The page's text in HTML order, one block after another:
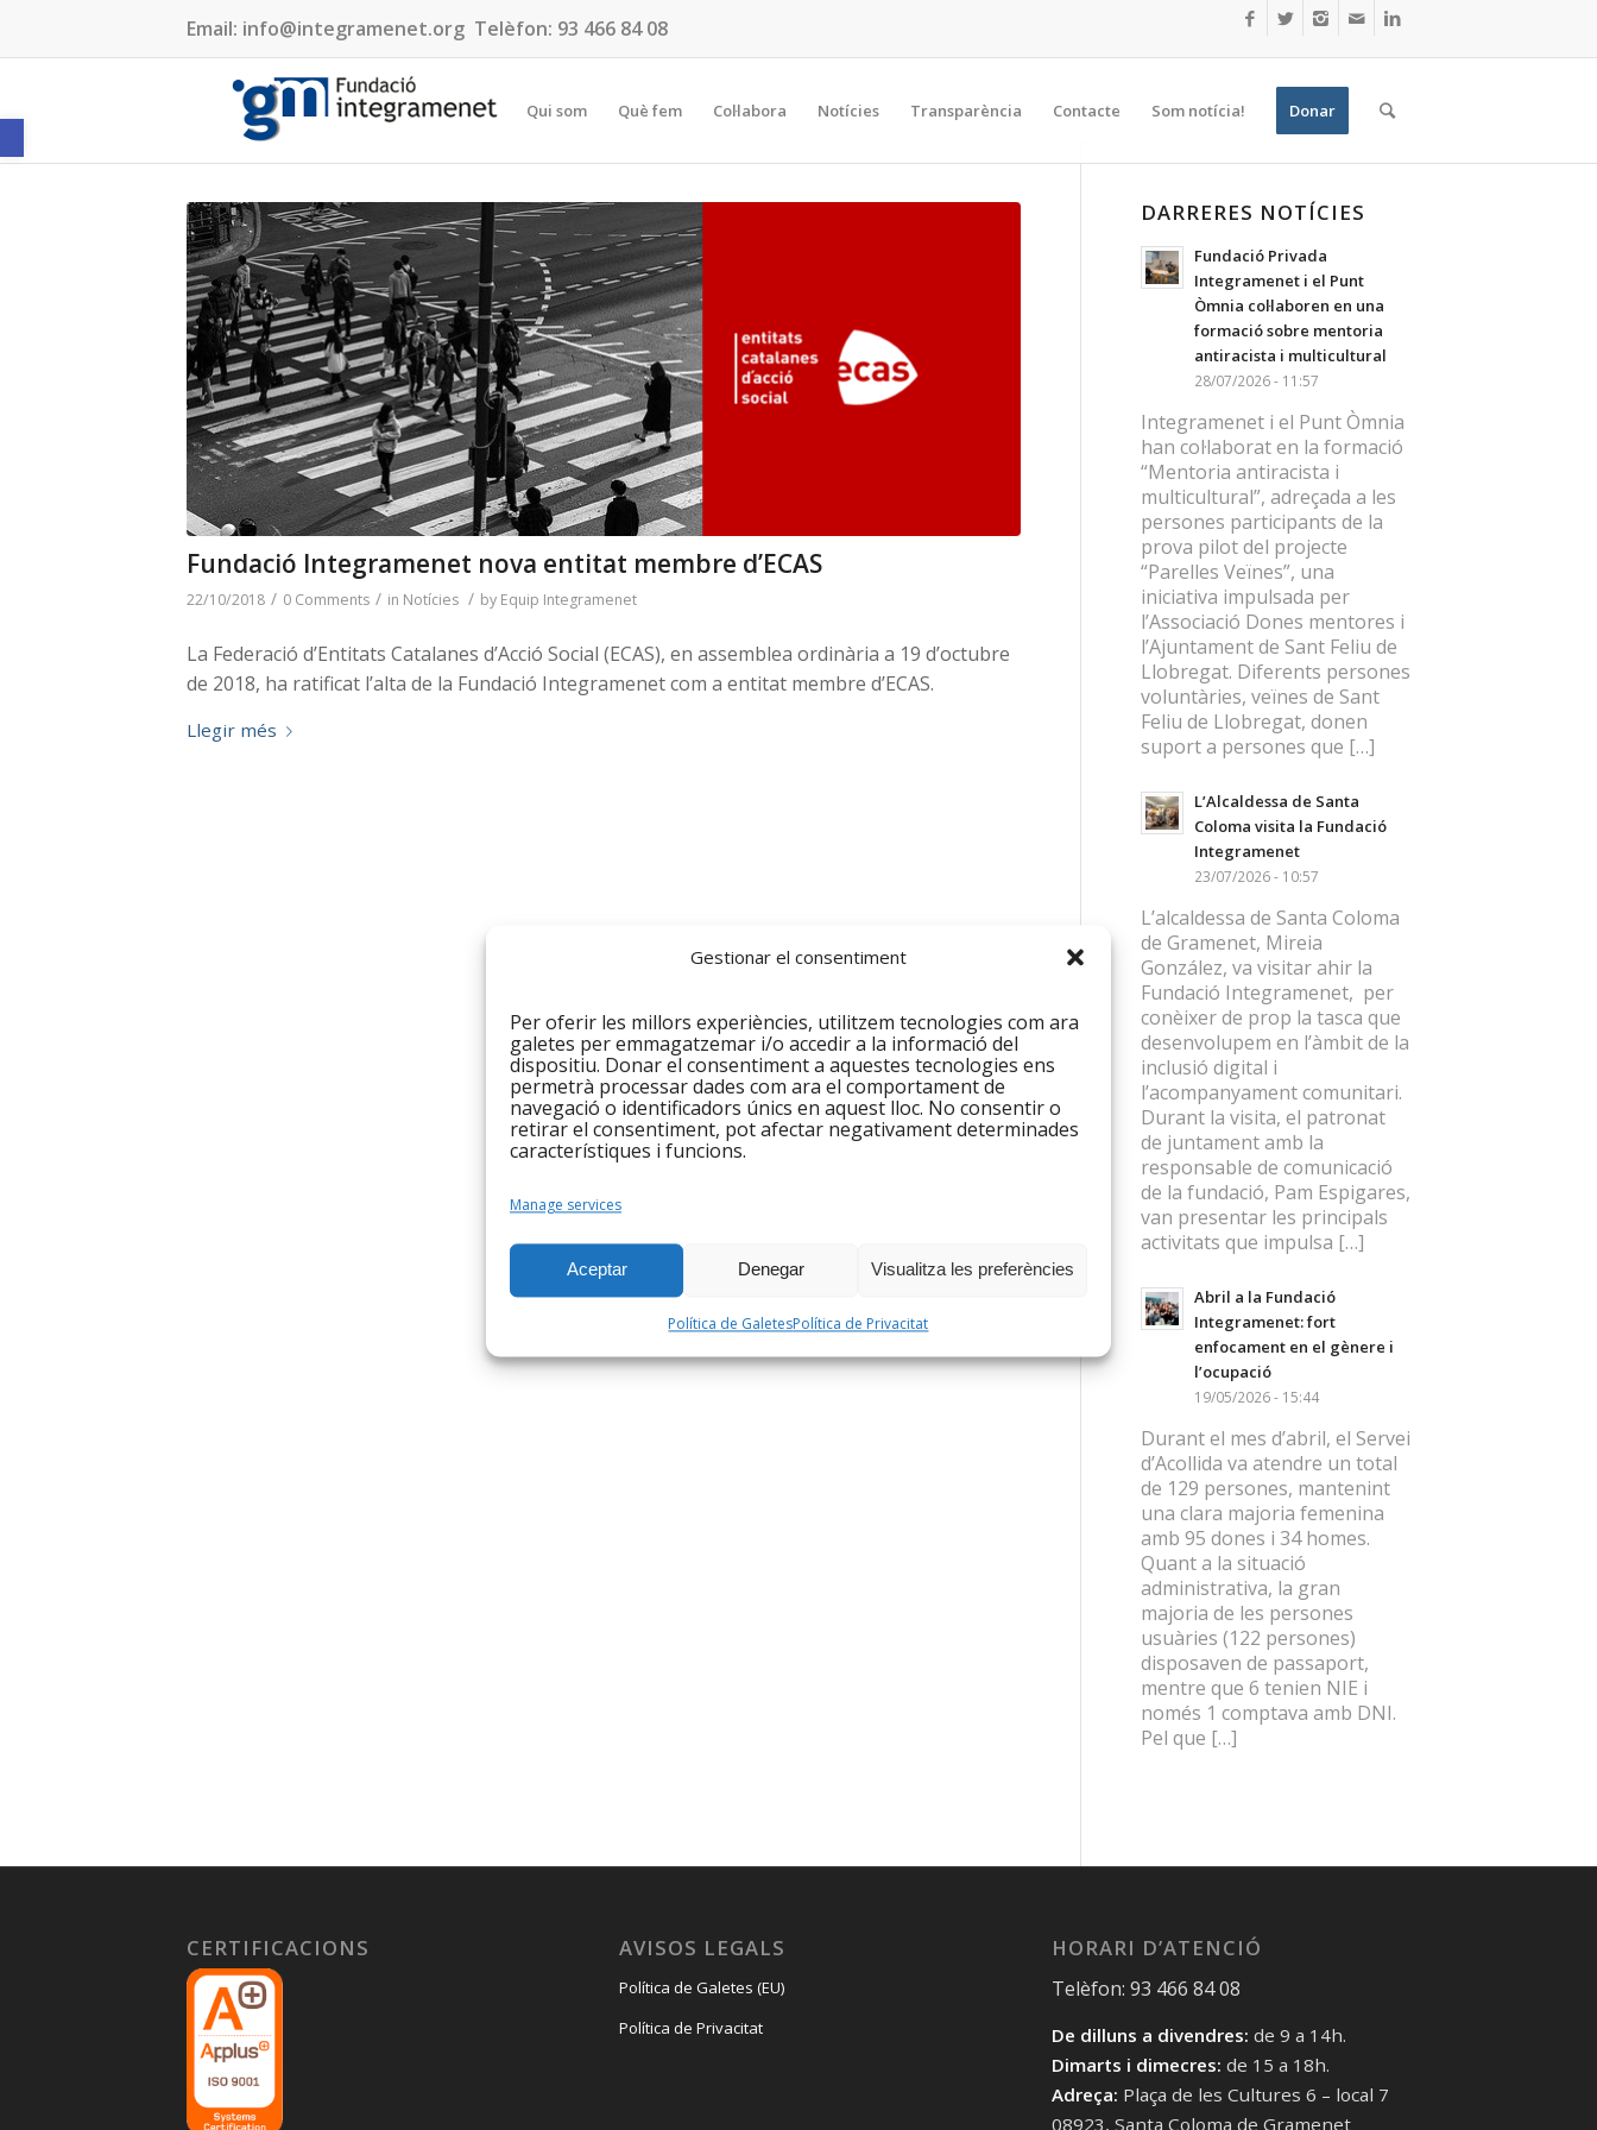
Obre la barra d'eines
Gestionar el consentiment
Per oferir les millors experiències, utilitzem tecnologies com ara
galetes per emmagatzemar i/o accedir a la informació del
dispositiu. Donar el consentiment a aquestes tecnologies ens
permetrà processar dades com ara el comportament de
navegació o identificadors únics en aquest lloc. No consentir o
retirar el consentiment, pot afectar negativament determinades
característiques i funcions.
Manage services
Aceptar Denegar Visualitza les preferències
Política de GaletesPolítica de Privacitat
Email: info@integramenet.org Telèfon: 93 466 84 08
Qui som Què fem Col·labora Notícies Transparència Contacte Som notícia! Donar
Fundació Integramenet nova entitat membre d’ECAS
22/10/2018 / 0 Comments / in Notícies / by Equip Integramenet
La Federació d’Entitats Catalanes d’Acció Social (ECAS), en assemblea ordinària a 19 d’octubre
de 2018, ha ratificat l’alta de la Fundació Integramenet com a entitat membre d’ECAS.
Llegir més
DARRERES NOTÍCIES
Fundació Privada
Integramenet i el Punt
Òmnia col·laboren en una
formació sobre mentoria
antiracista i multicultural
28/07/2026 - 11:57
Integramenet i el Punt Òmnia
han col·laborat en la formació
“Mentoria antiracista i
multicultural”, adreçada a les
persones participants de la
prova pilot del projecte
“Parelles Veïnes”, una
iniciativa impulsada per
l’Associació Dones mentores i
l’Ajuntament de Sant Feliu de
Llobregat. Diferents persones
voluntàries, veïnes de Sant
Feliu de Llobregat, donen
suport a persones que […]
L’Alcaldessa de Santa
Coloma visita la Fundació
Integramenet
23/07/2026 - 10:57
L’alcaldessa de Santa Coloma
de Gramenet, Mireia
González, va visitar ahir la
Fundació Integramenet, per
conèixer de prop la tasca que
desenvolupem en l’àmbit de la
inclusió digital i
l’acompanyament comunitari.
Durant la visita, el patronat
de juntament amb la
responsable de comunicació
de la fundació, Pam Espigares,
van presentar les principals
activitats que impulsa […]
Abril a la Fundació
Integramenet: fort
enfocament en el gènere i
l’ocupació
19/05/2026 - 15:44
Durant el mes d’abril, el Servei
d’Acollida va atendre un total
de 129 persones, mantenint
una clara majoria femenina
amb 95 dones i 34 homes.
Quant a la situació
administrativa, la gran
majoria de les persones
usuàries (122 persones)
disposaven de passaport,
mentre que 6 tenien NIE i
només 1 comptava amb DNI.
Pel que […]
CERTIFICACIONS AVISOS LEGALS
Política de Galetes (EU)
Política de Privacitat
HORARI D’ATENCIÓ
Telèfon: 93 466 84 08
De dilluns a divendres: de 9 a 14h.
Dimarts i dimecres: de 15 a 18h.
Adreça: Plaça de les Cultures 6 – local 7
08923, Santa Coloma de Gramenet